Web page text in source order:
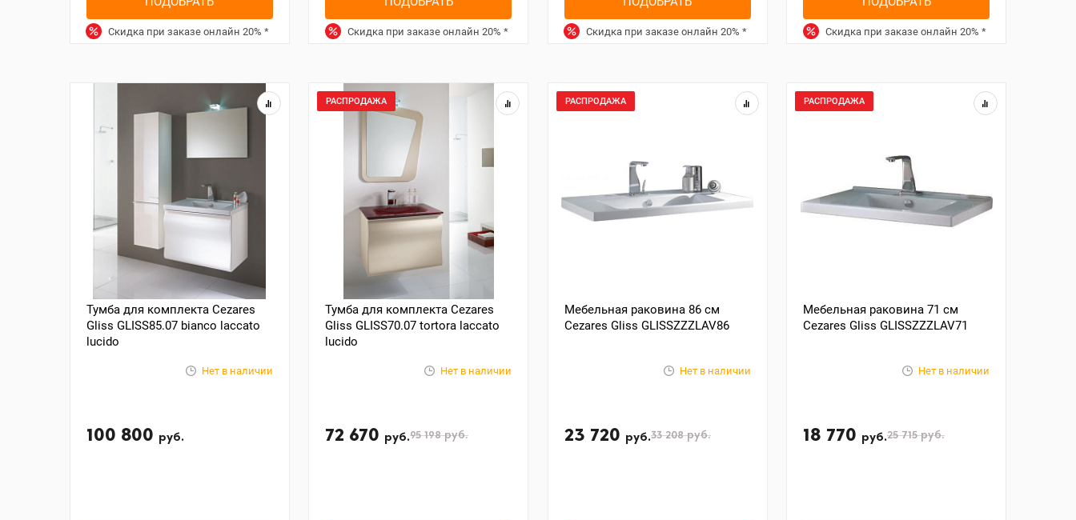
Скидка при заказе онлайн20%* Скидка при заказе онлайн 20% * Скидка при заказе онлайн20%* Скидка при заказе онлайн 20% *
Тумба для комплекта Cezares
Gliss GLISS85.07 bianco laccato
lucido
Нет в наличии
100 800 руб.
РАСПРОДАЖА
Тумба для комплекта Cezares
Gliss GLISS70.07 tortora laccato
lucido
Нет в наличии
72 670 руб.95 198руб.
РАСПРОДАЖА
Мебельная раковина 86 см
Cezares Gliss GLISSZZZLAV86
Нет в наличии
23 720 руб.33 208руб.
РАСПРОДАЖА
Мебельная раковина 71 см
Cezares Gliss GLISSZZZLAV71
Нет в наличии
18 770 руб.25 715руб.